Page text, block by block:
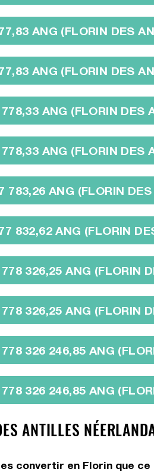
ANG (FLORIN DES
ANG (FLORIN DES
ANG (FLORIN DES
ANG (FLORIN DES
783,26 ANG (FLORIN
832,62 ANG (FLORIN
326,25 ANG (FLORIN
326,25 ANG (FLORIN
326 246,85 ANG
326 246,85 ANG
ANTILLES
convertir en Florin que